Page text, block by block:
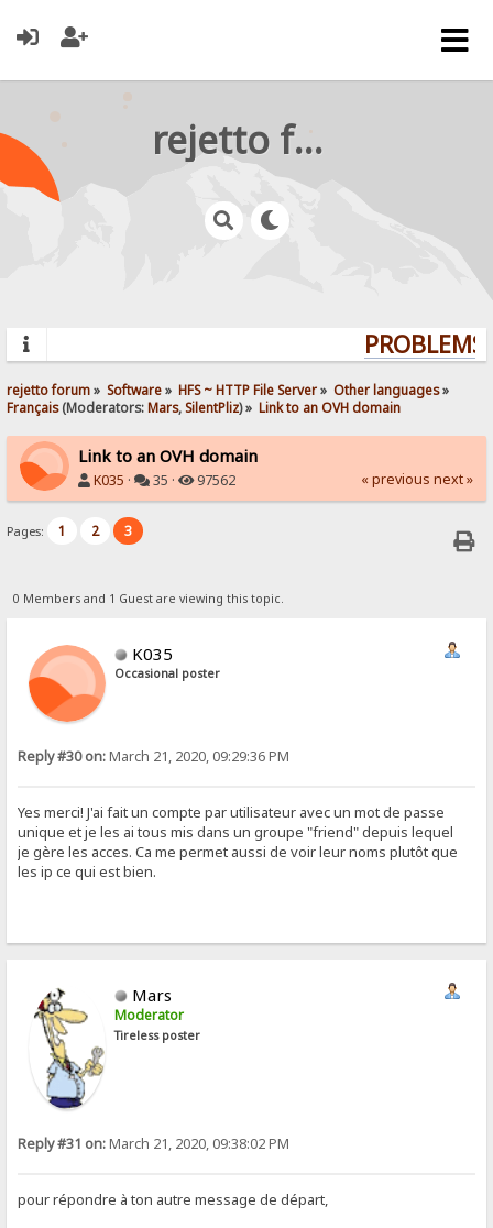
rejetto forum
rejetto forum» Software» HFS ~ HTTP File Server» Other languages»
Français(Moderators:Mars,SilentPliz) » Link to an OVH domain
Link to an OVH domain
K035 · 35 · 97562 « previous next »
Pages: 1 2 3
0 Members and 1 Guest are viewing this topic.
K035
Occasional poster
Reply #30 on:March 21, 2020, 09:29:36 PM
Yes merci! J'ai fait un compte par utilisateur avec un mot de passe
unique et je les ai tous mis dans un groupe "friend" depuis lequel
je gère les acces. Ca me permet aussi de voir leur noms plutôt que
les ip ce qui est bien.
Mars
Moderator
Tireless poster
Reply #31 on:March 21, 2020, 09:38:02 PM
pour répondre à ton autre message de départ,